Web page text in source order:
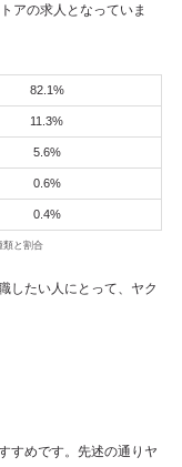
アの求人となっていま
82.1%
11.3%
5.6%
0.6%
0.4%
類と割合
したい人にとって、ヤク
すめです。先述の通りヤ